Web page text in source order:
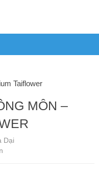
Taiflower
MÔN –
Dại